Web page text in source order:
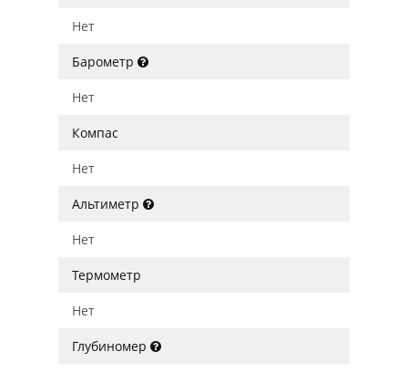
Нет
Барометр
Нет
Компас
Нет
Альтиметр
Нет
Термометр
Нет
Глубиномер